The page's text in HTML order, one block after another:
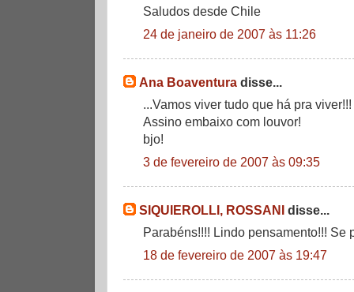
Saludos desde Chile
24 de janeiro de 2007 às 11:26
Ana Boaventura disse...
...Vamos viver tudo que há pra viver!!!
Assino embaixo com louvor!
bjo!
3 de fevereiro de 2007 às 09:35
SIQUIEROLLI, ROSSANI disse...
Parabéns!!!! Lindo pensamento!!! Se
18 de fevereiro de 2007 às 19:47